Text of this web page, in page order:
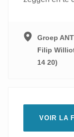
Groep
Filip
14 20)
VOIR LA